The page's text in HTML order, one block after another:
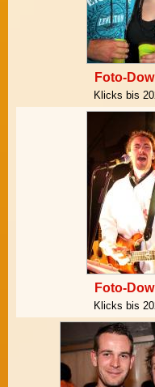
Foto-
Klicks bis
Foto-
Klicks bis